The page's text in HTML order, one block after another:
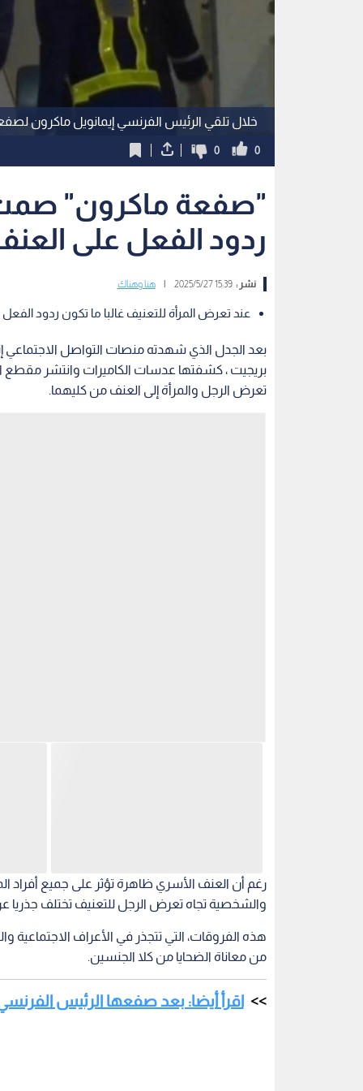
خلال تلقي الرئيس الفرنسي إيمانويل ماكرون
0
0
"صفعة ماكرون"
ردود الفعل على
نشر :15:39 2025/5/27 هنا وهناك
عند تعرض المرأة للتعنيف غالبا ما تكون ردود
بعد الجدل الذي شهدته منصات التواصل
بريجيت ، كشفتها عدسات الكاميرات وانتشر مقطع
تعرض الرجل والمرأة إلى العنف من كليهما.
رغم أن العنف الأسري ظاهرة تؤثر على جميع أفراد
والشخصية تجاه تعرض الرجل للتعنيف تختلف جذريا
هذه الفروقات، التي تتجذر في الأعراف الاجتماعية
من معاناة الضحايا من كلا الجنسين.
اقرأ أيضا: بعد صفعها الرئيس